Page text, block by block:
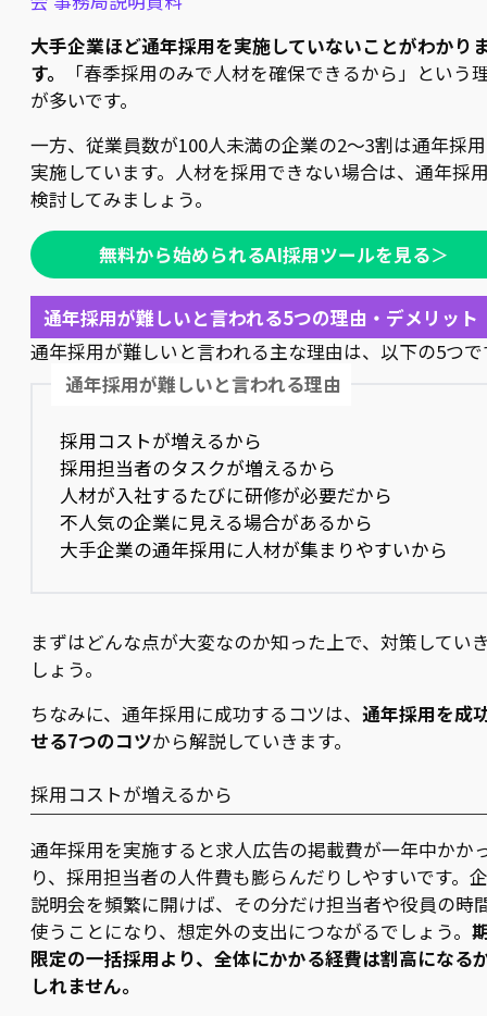
大手企業ほど通年採用を実施していないことがわかり
す。
「春季採用のみで人材を確保できるから」という
が多いです。
一方、従業員数が100人未満の企業の2〜3割は通年採
実施しています。人材を採用できない場合は、通年採
検討してみましょう。
無料から始められるAI採用ツールを見る＞
通年採用が難しいと言われる5つの理由・デメリット
通年採用が難しいと言われる主な理由は、以下の5つで
通年採用が難しいと言われる理由
採用コストが増えるから
採用担当者のタスクが増えるから
人材が入社するたびに研修が必要だから
不人気の企業に見える場合があるから
大手企業の通年採用に人材が集まりやすいから
まずはどんな点が大変なのか知った上で、対策してい
しょう。
ちなみに、通年採用に成功するコツは、 通年採用を成
せる7つのコツから解説していきます。
採用コストが増えるから
通年採用を実施すると求人広告の掲載費が一年中かか
り、採用担当者の人件費も膨らんだりしやすいです。
説明会を頻繁に開けば、その分だけ担当者や役員の時
使うことになり、想定外の支出につながるでしょう。
限定の一括採用より、全体にかかる経費は割高になる
しれません。